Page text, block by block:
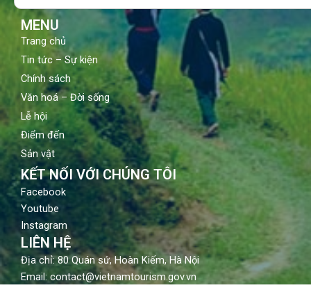
MENU
Trang chủ
Tin tức – Sự kiện
Chính sách
Văn hoá – Đời sống
Lễ hội
Điểm đến
Sản vật
KẾT NỐI VỚI CHÚNG TÔI
Facebook
Youtube
Instagram
LIÊN HỆ
Địa chỉ: 80 Quán sứ, Hoàn Kiếm, Hà Nội
Email: contact@vietnamtourism.gov.vn